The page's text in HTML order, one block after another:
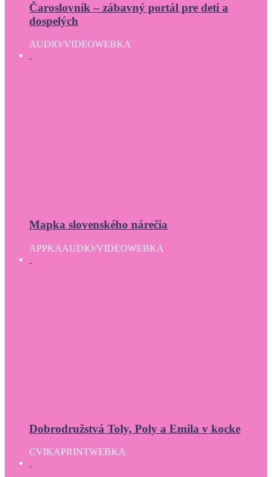
Čaroslovník – zábavný portál pre deti a
dospelých
AUDIO/VIDEOWEBKA
Mapka slovenského nárečia
APPKAAUDIO/VIDEOWEBKA
Dobrodružstvá Toly, Poly a Emila v kocke
CVIKAPRINTWEBKA